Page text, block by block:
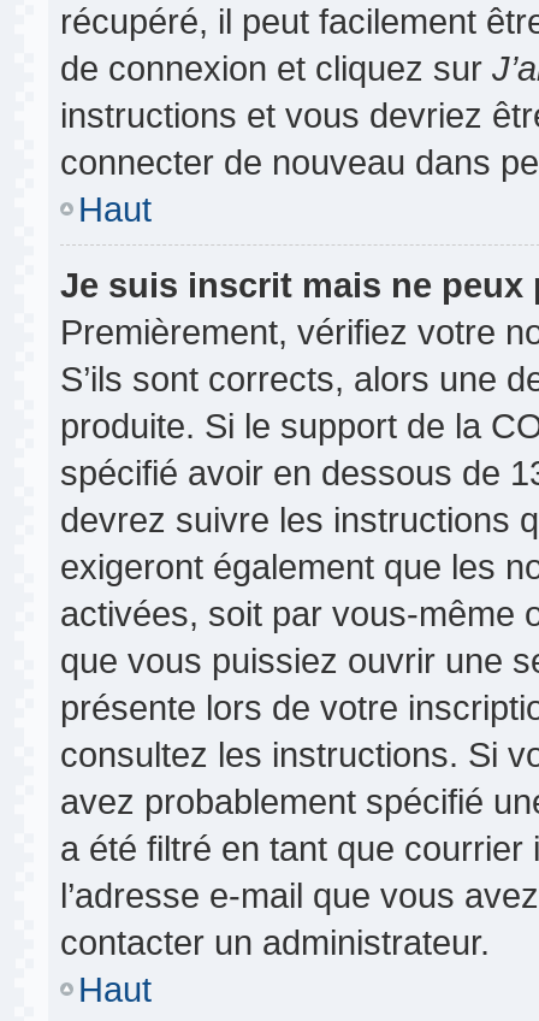
récupéré, il peut facilement
de connexion et cliquez sur
instructions et vous devriez
connecter de nouveau dans
Haut
Je suis inscrit mais ne peux
Premièrement, vérifiez votre
S’ils sont corrects, alors une
produite. Si le support de la
spécifié avoir en dessous de
devrez suivre les instructions
exigeront également que les
activées, soit par vous-même
que vous puissiez ouvrir une
présente lors de votre
consultez les instructions. Si
avez probablement spécifié
a été filtré en tant que
l’adresse e-mail que vous
contacter un administrateur.
Haut